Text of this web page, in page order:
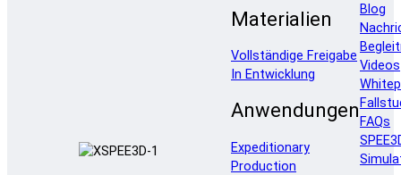
Materialien
Vollständige Freigabe
In Entwicklung
Anwendungen
Expeditionary
Production
Blog
Videos
FAQs